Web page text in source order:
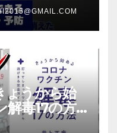
ょうから始
解毒17の方